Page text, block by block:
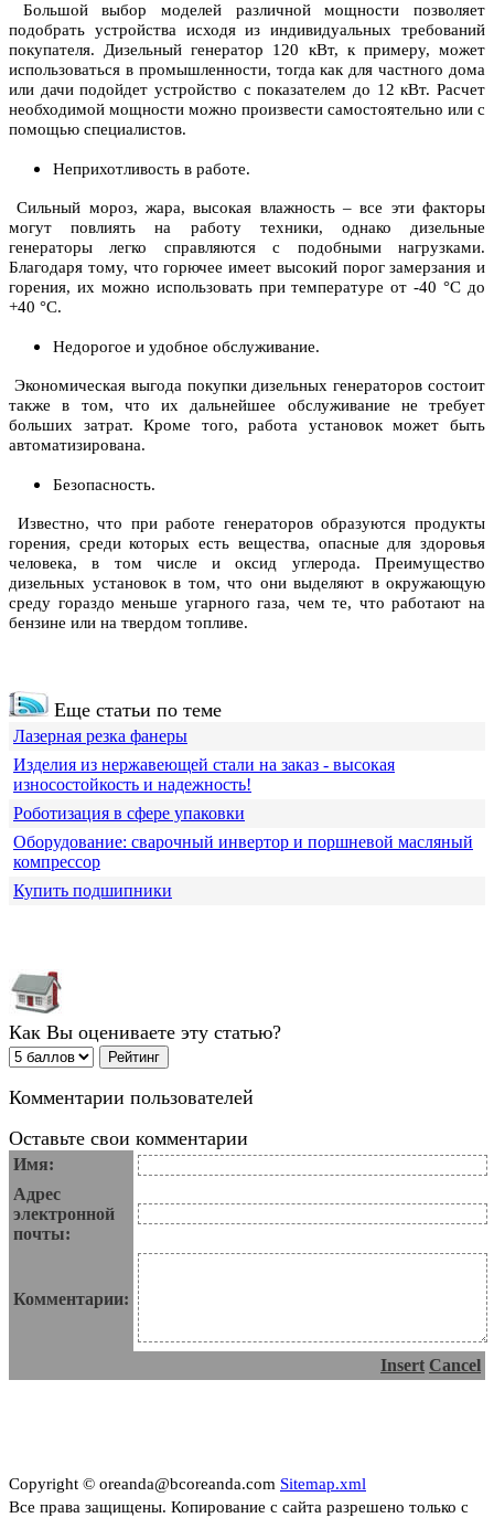
Большой выбор моделей различной мощности позволяет
подобрать устройства исходя из индивидуальных требований
покупателя.Дизельный генератор 120 кВт, к примеру, может
использоваться в промышленности, тогда как для частного дома
или дачи подойдет устройство с показателем до 12 кВт. Расчет
необходимой мощности можно произвести самостоятельно или с
помощью специалистов.
Неприхотливость в работе.
Сильный мороз, жара, высокая влажность – все эти факторы
могут повлиять на работу техники, однако дизельные
генераторы легко справляются с подобными нагрузками.
Благодаря тому, что горючее имеет высокий порог замерзания и
горения, их можно использовать при температуре от -40 °C до
+40 °C.
Недорогое и удобное обслуживание.
Экономическая выгода покупки дизельных генераторов состоит
также в том, что их дальнейшее обслуживание не требует
больших затрат. Кроме того, работа установок может быть
автоматизирована.
Безопасность.
Известно, что при работе генераторов образуются продукты
горения, среди которых есть вещества, опасные для здоровья
человека, в том числе и оксид углерода. Преимущество
дизельных установок в том, что они выделяют в окружающую
среду гораздо меньше угарного газа, чем те, что работают на
бензине или на твердом топливе.
Еще статьи по теме
Лазерная резка фанеры
Изделия из нержавеющей стали на заказ - высокая
износостойкость и надежность!
Роботизация в сфере упаковки
Оборудование: сварочный инвертор и поршневой масляный
компрессор
Купить подшипники
Как Вы оцениваете эту статью?
Комментарии пользователей
Оставьте свои комментарии
Имя:
Адрес
электронной
почты:
Комментарии:
Insert Cancel
Copyright © oreanda@bcoreanda.com Sitemap.xml
Все права защищены. Копирование с сайта разрешено только с